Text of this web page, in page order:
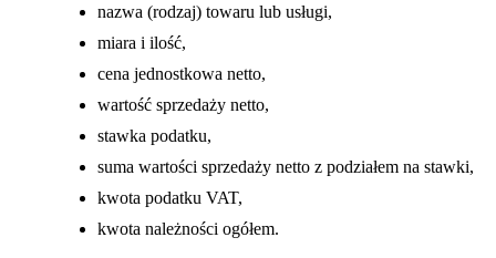
nazwa (rodzaj) towaru lub usługi,
miara i ilość,
cena jednostkowa netto,
wartość sprzedaży netto,
stawka podatku,
suma wartości sprzedaży netto z podziałem na stawki,
kwota podatku VAT,
kwota należności ogółem.